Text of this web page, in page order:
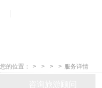
您的位置： > > > > 服务详情